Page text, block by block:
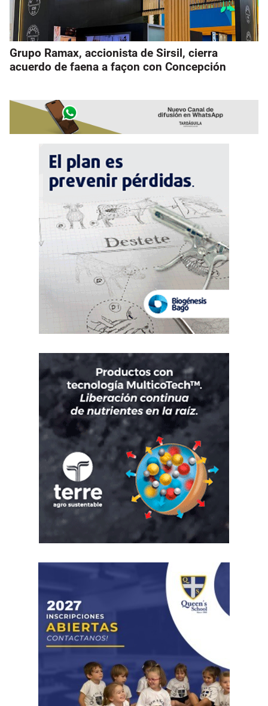
Grupo Ramax, accionista de Sirsil, cierra
acuerdo de faena a façon con Concepción